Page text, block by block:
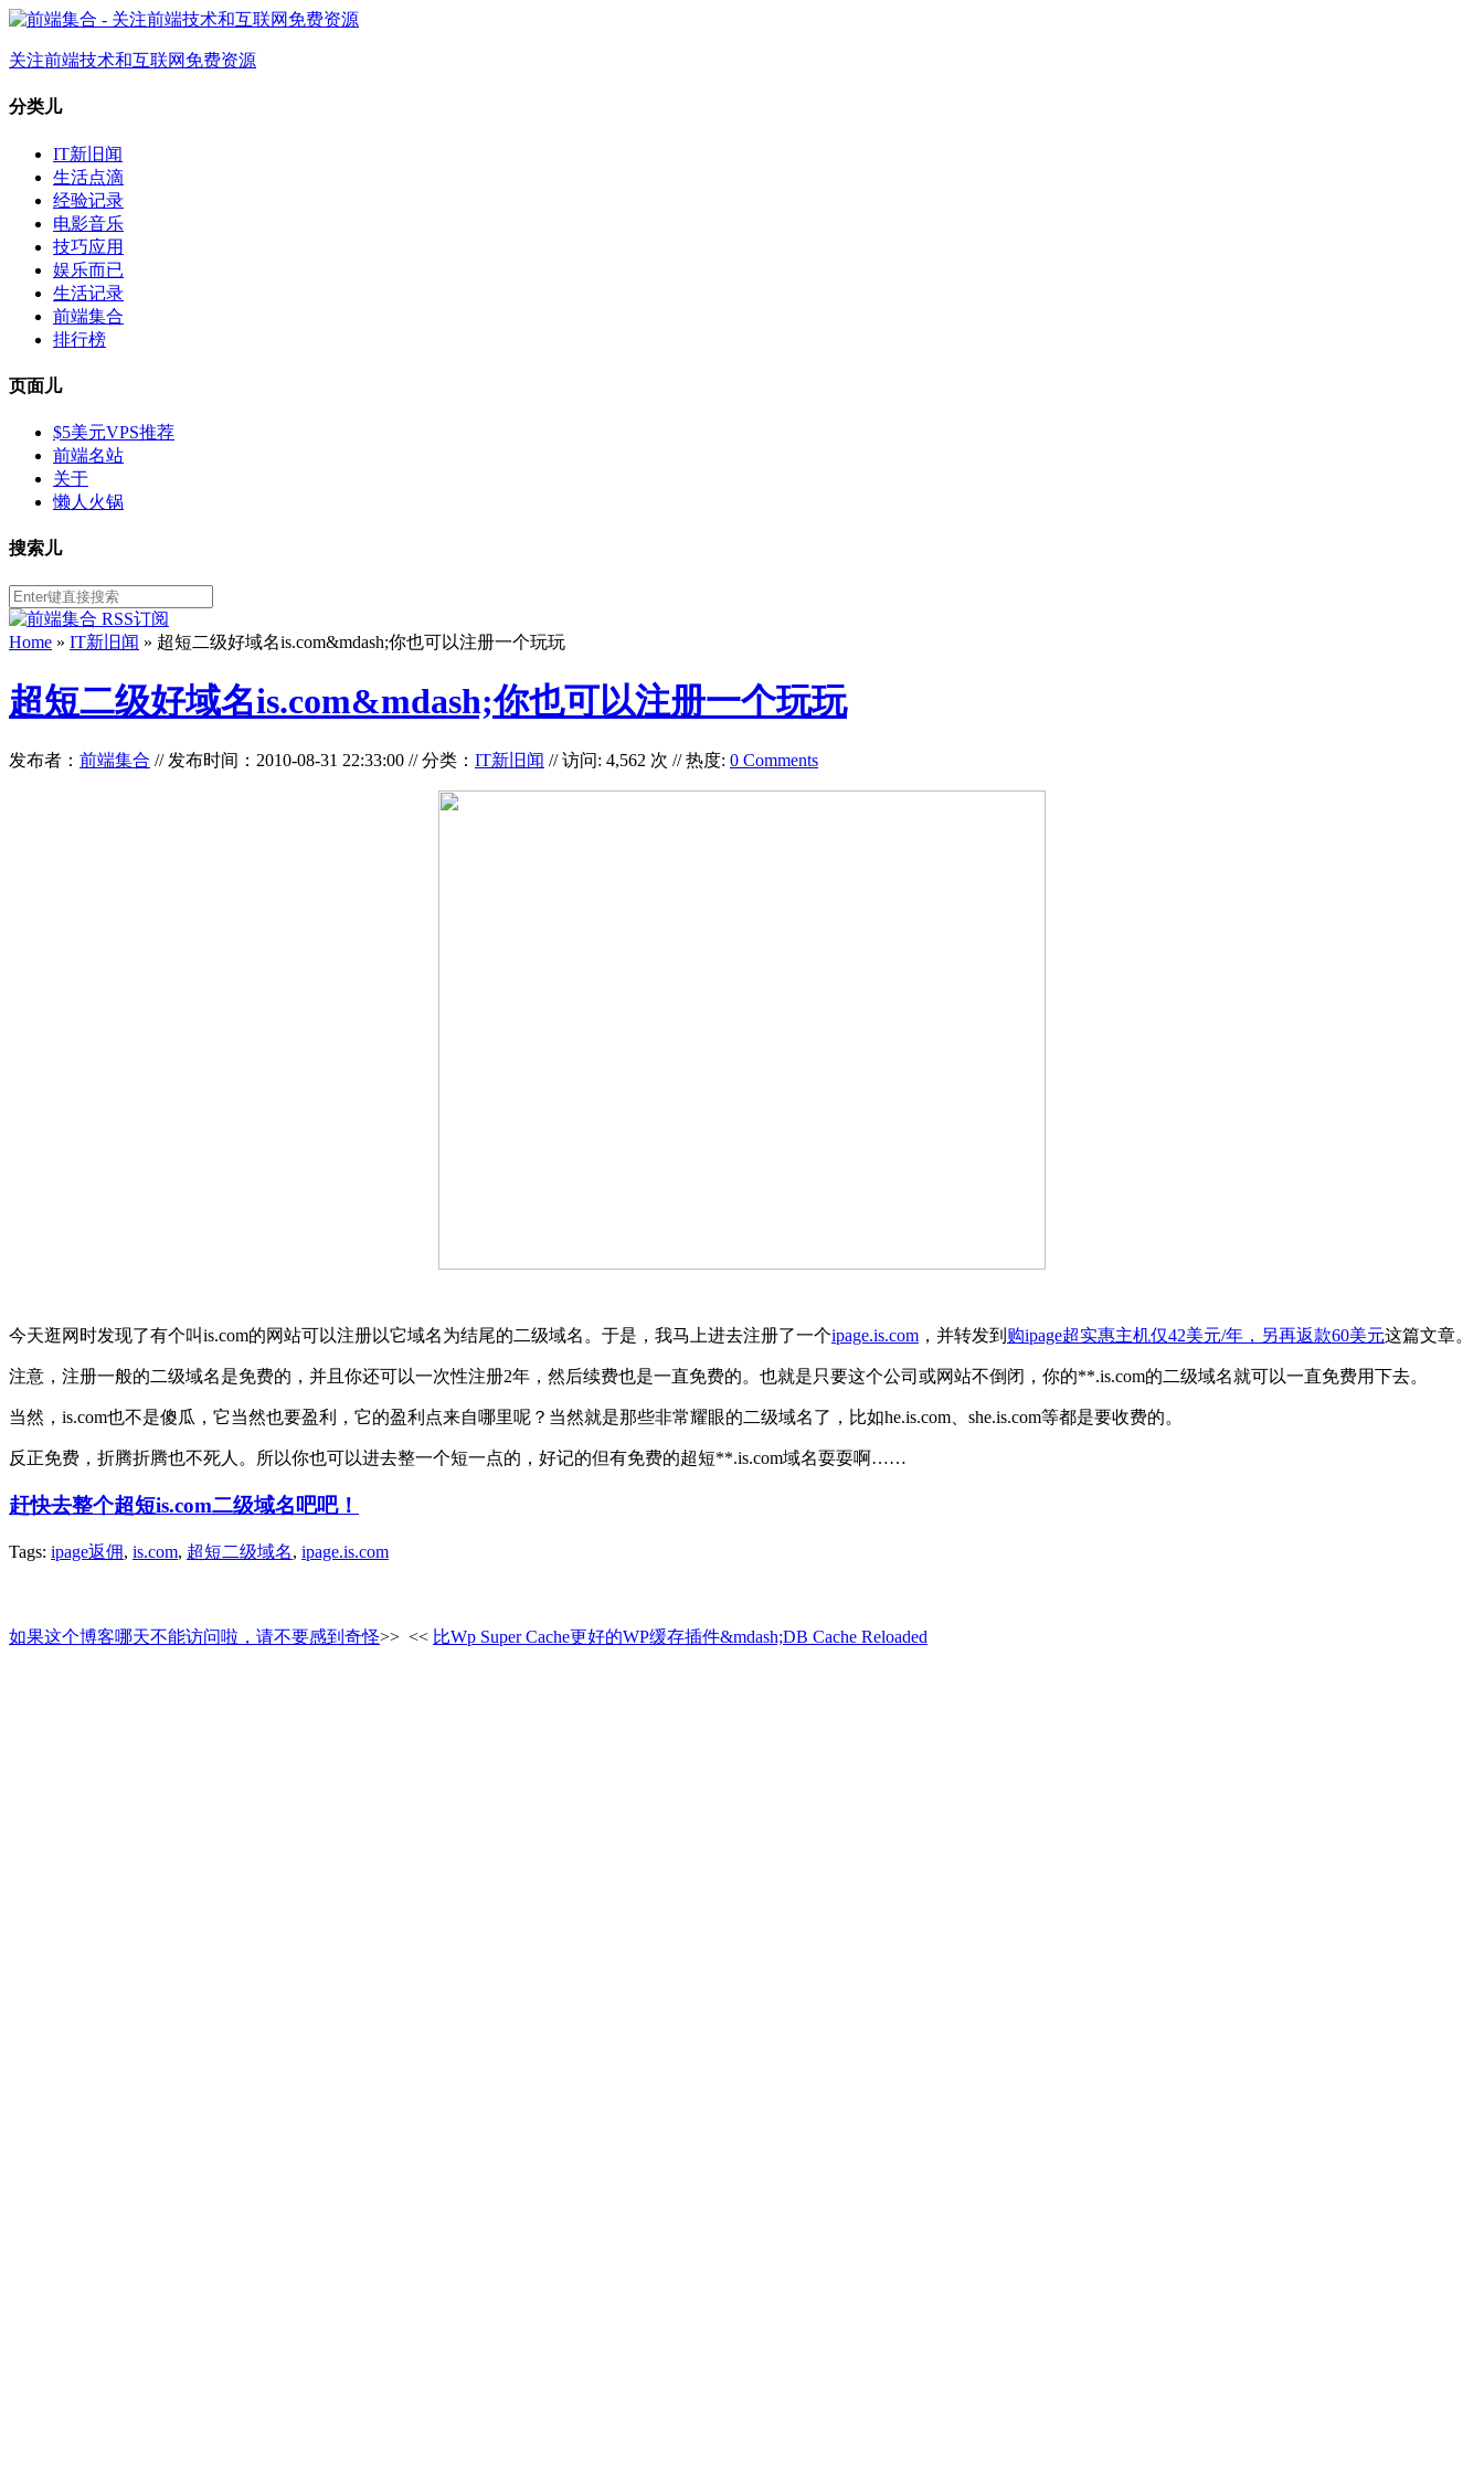
关注前端技术和互联网免费资源
分类儿
IT新旧闻
生活点滴
经验记录
电影音乐
技巧应用
娱乐而已
生活记录
前端集合
排行榜
页面儿
$5美元VPS推荐
前端名站
关于
懒人火锅
搜索儿
Home » IT新旧闻 » 超短二级好域名is.com&mdash;你也可以注册一个玩玩
超短二级好域名is.com&mdash;你也可以注册一个玩玩
发布者： 前端集合 //发布时间：2010-08-31 22:33:00 //分类： IT新旧闻 // 访问: 4,562 次 // 热度: 0 Comments
今天逛网时发现了有个叫is.com的网站可以注册以它域名为结尾的二级域名。于是，我马上进去注册了一个ipage.is.com ，并转发到 购ipage超实惠主机仅42美元/年，另再返款60美元这篇文章。
注意，注册一般的二级域名是免费的，并且你还可以一次性注册2年，然后续费也是一直免费的。也就是只要这个公司或网站不倒闭，你的**.is.com的二级域名就可以一直免费用下去。
当然，is.com也不是傻瓜，它当然也要盈利，它的盈利点来自哪里呢？当然就是那些非常耀眼的二级域名了，比如he.is.com、she.is.com等都是要收费的。
反正免费，折腾折腾也不死人。所以你也可以进去整一个短一点的，好记的但有免费的超短**.is.com域名耍耍啊……
赶快去整个超短is.com二级域名吧吧！
Tags: ipage返佣, is.com, 超短二级域名, ipage.is.com
如果这个博客哪天不能访问啦，请不要感到奇怪>> << 比Wp Super Cache更好的WP缓存插件&mdash;DB Cache Reloaded